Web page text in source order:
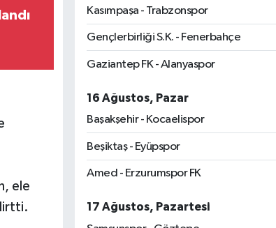
ele
Kasımpaşa - Trabzonspor
Gençlerbirliği S.K. - Fenerbahçe
Gaziantep FK - Alanyaspor
16 Ağustos, Pazar
Başakşehir - Kocaelispor
Beşiktaş - Eyüpspor
Amed - Erzurumspor FK
17 Ağustos, Pazartesi